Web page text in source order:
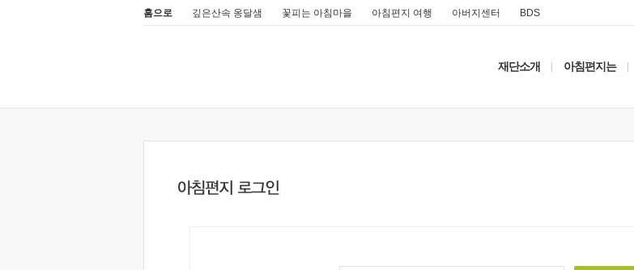
홈으로 깊은산속 옹달샘 꽃피는 아침마을 아침편지 여행 아버지센터 BDS
재단소개 아침편지는